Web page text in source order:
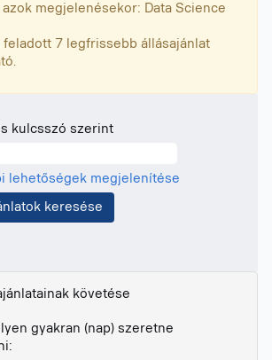
megjelenésekor: Data Science
feladott 7 legfrissebb állásajánlat
kulcsszó szerint
lehetőségek megjelenítése
követése
gyakran (nap) szeretne